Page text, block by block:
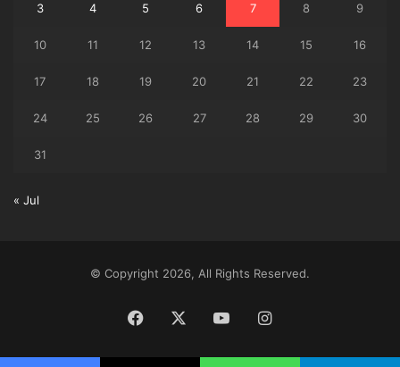
3 4 5 6 7 8 9
10 11 12 13 14 15 16
17 18 19 20 21 22 23
24 25 26 27 28 29 30
31
« Jul
© Copyright 2026, All Rights Reserved.
Facebook YouTubeInstagram